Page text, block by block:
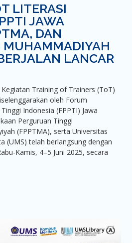
LITERASI
JAWA
DAN
MUHAMMADIYAH
LANCAR
Training of Trainers (ToT)
oleh Forum
Indonesia (FPPTI) Jawa
Perguruan Tinggi
(FPPTMA), serta Universitas
(UMS) telah berlangsung dengan
Kamis, 4–5 Juni 2025, secara